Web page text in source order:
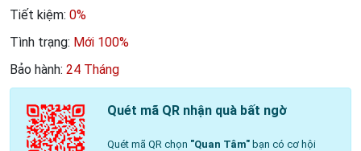
Tiết kiệm: 0%
Tình trạng: Mới 100%
Bảo hành: 24 Tháng
Quét mã QR nhận quà bất ngờ
Quét mã QR chọn "Quan Tâm"bạn có cơ hội